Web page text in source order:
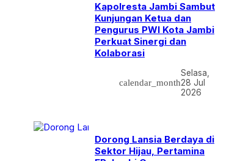
Kapolresta Jambi Sambut
Kunjungan Ketua dan
Pengurus PWI Kota Jambi
Perkuat Sinergi dan
Kolaborasi
calendar_month
Selasa,
28 Jul
2026
Dorong Lansia Berdaya di
Sektor Hijau, Pertamina